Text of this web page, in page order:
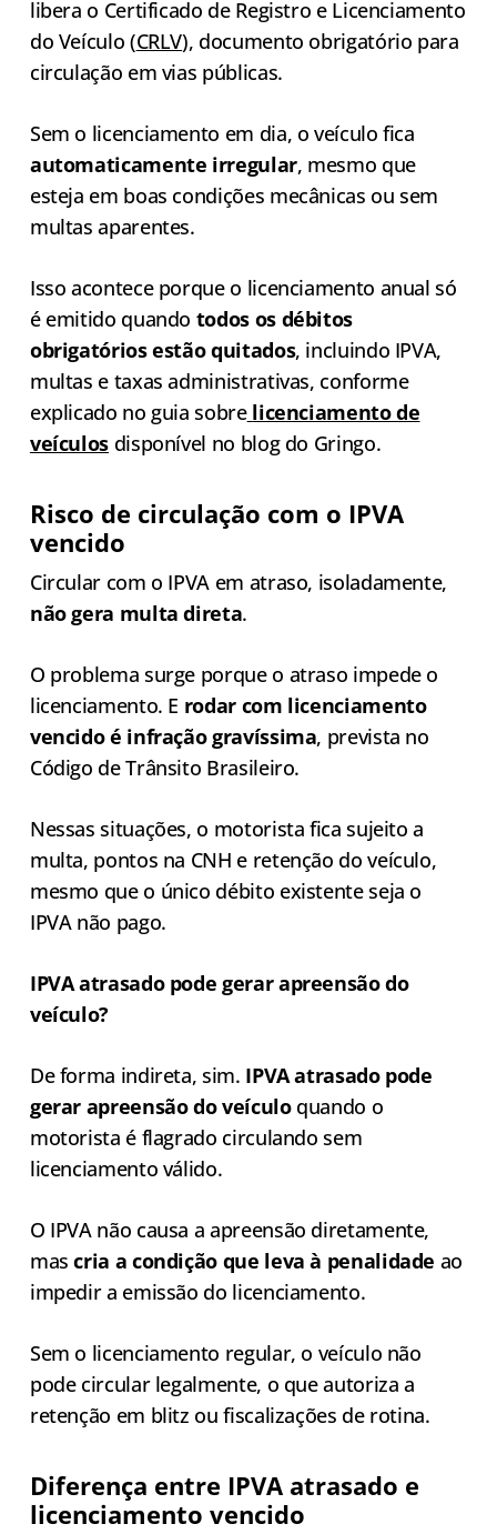
libera o Certificado de Registro e Licenciamento
do Veículo (CRLV), documento obrigatório para
circulação em vias públicas.
Sem o licenciamento em dia, o veículo fica
automaticamente irregular, mesmo que
esteja em boas condições mecânicas ou sem
multas aparentes.
Isso acontece porque o licenciamento anual só
é emitido quando todos os débitos
obrigatórios estão quitados, incluindo IPVA,
multas e taxas administrativas, conforme
explicado no guia sobre licenciamento de
veículos disponível no blog do Gringo.
Risco de circulação com o IPVA
vencido
Circular com o IPVA em atraso, isoladamente,
não gera multa direta.
O problema surge porque o atraso impede o
licenciamento. E rodar com licenciamento
vencido é infração gravíssima, prevista no
Código de Trânsito Brasileiro.
Nessas situações, o motorista fica sujeito a
multa, pontos na CNH e retenção do veículo,
mesmo que o único débito existente seja o
IPVA não pago.
IPVA atrasado pode gerar apreensão do
veículo?
De forma indireta, sim. IPVA atrasado pode
gerar apreensão do veículoquando o
motorista é flagrado circulando sem
licenciamento válido.
O IPVA não causa a apreensão diretamente,
mascria a condição que leva à penalidade ao
impedir a emissão do licenciamento.
Sem o licenciamento regular, o veículo não
pode circular legalmente, o que autoriza a
retenção em blitz ou fiscalizações de rotina.
Diferença entre IPVA atrasado e
licenciamento vencido